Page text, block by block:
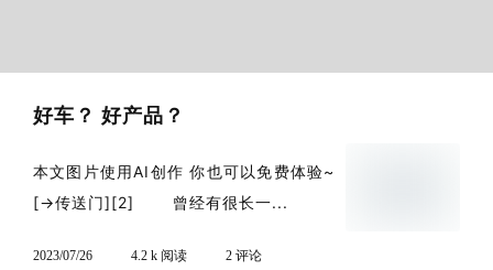
好车？ 好产品？
本文图片使用AI创作 你也可以免费体验~
[→传送门][2] 曾经有很长一...
2023/07/26 4.2 k 阅读 2 评论